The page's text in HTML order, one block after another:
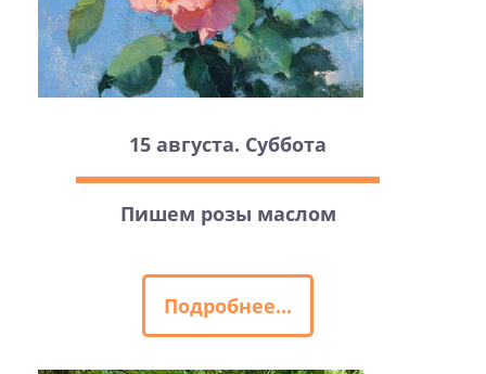
15 августа. Суббота
Пишем розы маслом
Подробнее...